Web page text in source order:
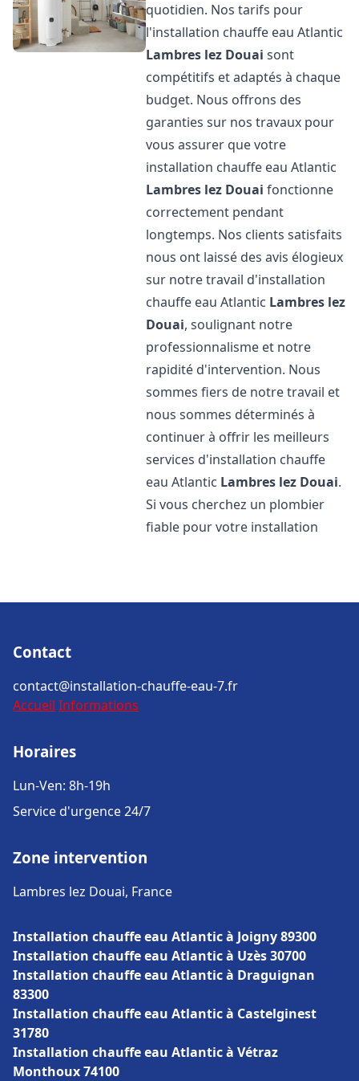
quotidien. Nos tarifs pour
l'installation chauffe eau Atlantic
Lambres lez Douai sont
compétitifs et adaptés à chaque
budget. Nous offrons des
garanties sur nos travaux pour
vous assurer que votre
installation chauffe eau Atlantic
Lambres lez Douai fonctionne
correctement pendant
longtemps. Nos clients satisfaits
nous ont laissé des avis élogieux
sur notre travail d'installation
chauffe eau Atlantic Lambres lez
Douai, soulignant notre
professionnalisme et notre
rapidité d'intervention. Nous
sommes fiers de notre travail et
nous sommes déterminés à
continuer à offrir les meilleurs
services d'installation chauffe
eau Atlantic Lambres lez Douai.
Si vous cherchez un plombier
fiable pour votre installation
Contact
contact@installation-chauffe-eau-7.fr
Accueil Informations
Horaires
Lun-Ven: 8h-19h
Service d'urgence 24/7
Zone intervention
Lambres lez Douai, France
Installation chauffe eau Atlantic à Joigny 89300
Installation chauffe eau Atlantic à Uzès 30700
Installation chauffe eau Atlantic à Draguignan
83300
Installation chauffe eau Atlantic à Castelginest
31780
Installation chauffe eau Atlantic à Vétraz
Monthoux 74100